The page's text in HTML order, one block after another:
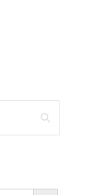
Search Button